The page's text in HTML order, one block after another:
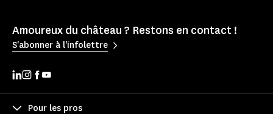
Amoureux du château ? Restons en contact !
S'abonner à l'infolettre
Pour les pros